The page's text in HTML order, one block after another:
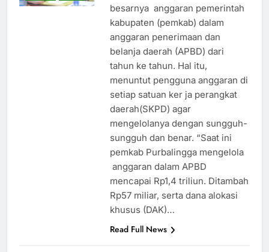
besarnya anggaran pemerintah
kabupaten (pemkab) dalam
anggaran penerimaan dan
belanja daerah (APBD) dari
tahun ke tahun. Hal itu,
menuntut pengguna anggaran di
setiap satuan ker ja perangkat
daerah(SKPD) agar
mengelolanya dengan sungguh-
sungguh dan benar. “Saat ini
pemkab Purbalingga mengelola
anggaran dalam APBD
mencapai Rp1,4 triliun. Ditambah
Rp57 miliar, serta dana alokasi
khusus (DAK)…
Read Full News